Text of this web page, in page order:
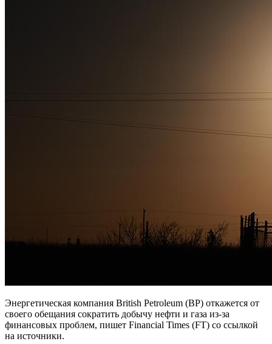
Энергетическая компания British Petroleum (BP) откажется от
своего обещания сократить добычу нефти и газа из-за
финансовых проблем, пишет Financial Times (FT) со ссылкой
на источники.